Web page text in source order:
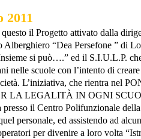
2011
il Progetto attivato dalla
Alberghiero “Dea Persefone ” di
si può….” ed il S.I.U.L.P.
nelle scuole con l’intento di
L’iniziativa, che rientra nel
LA LEGALITÀ IN OGNI
presso il Centro Polifunzionale
personale, ed assistendo ad
per divenire a loro volta